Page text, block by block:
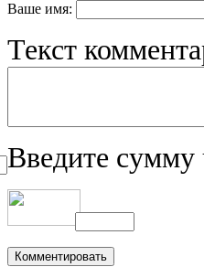
Ваше имя:
Текст
Введите сумму